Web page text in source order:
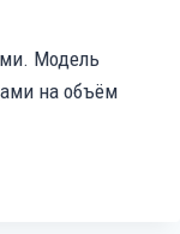
Модель
на объём